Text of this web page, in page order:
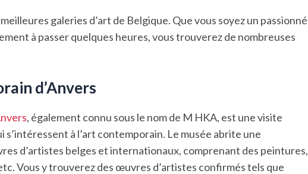
galeries d’art de Belgique. Que vous soyez un passionné
à passer quelques heures, vous trouverez de nombreuses
d’Anvers
, également connu sous le nom de M HKA, est une visite
à l’art contemporain. Le musée abrite une
d’artistes belges et internationaux, comprenant des peintures,
Vous y trouverez des œuvres d’artistes confirmés tels que